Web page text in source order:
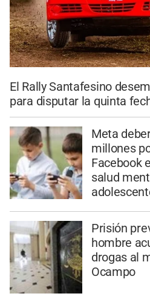
El Rally Santafesino
para disputar la quinta
Meta
millones
Facebook
salud
Prisión
hombre
drogas al
Ocampo